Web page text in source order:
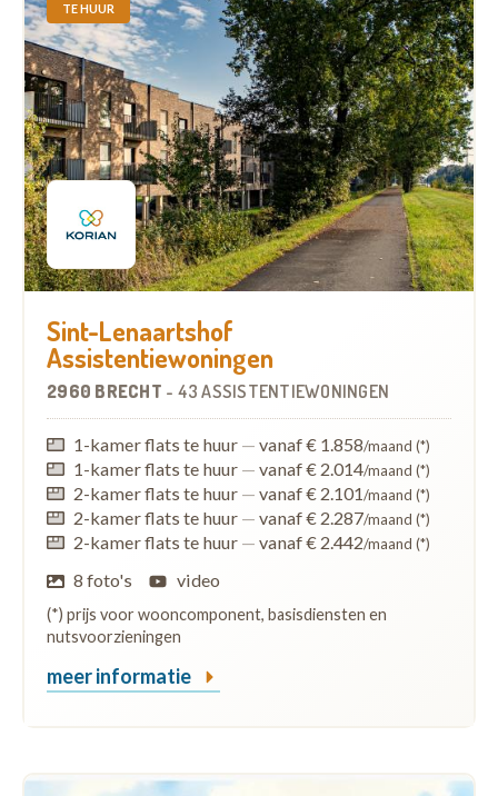
TE HUUR
Sint-Lenaartshof
Assistentiewoningen
2960 BRECHT - 43 ASSISTENTIEWONINGEN
1-kamer flats te huur — vanaf € 1.858/maand (*)
1-kamer flats te huur — vanaf € 2.014/maand (*)
2-kamer flats te huur — vanaf € 2.101/maand (*)
2-kamer flats te huur — vanaf € 2.287/maand (*)
2-kamer flats te huur — vanaf € 2.442/maand (*)
8 foto's video
(*) prijs voor wooncomponent, basisdiensten en
nutsvoorzieningen
meer informatie